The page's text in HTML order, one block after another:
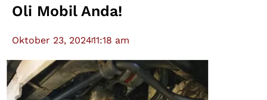
Oli Mobil Anda!
Oktober 23, 202411:18 am